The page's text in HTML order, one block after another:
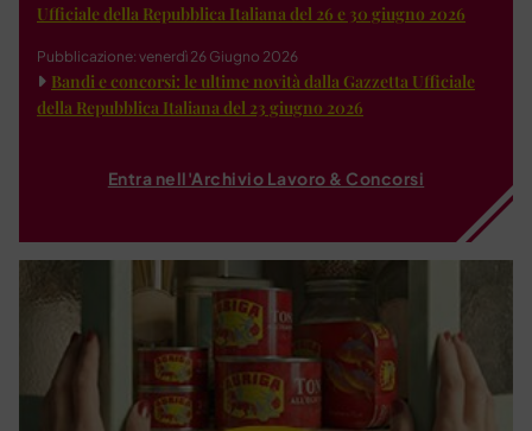
Ufficiale della Repubblica Italiana del 26 e 30 giugno 2026
Pubblicazione: venerdì 26 Giugno 2026
Bandi e concorsi: le ultime novità dalla Gazzetta Ufficiale
della Repubblica Italiana del 23 giugno 2026
Entra nell'Archivio Lavoro & Concorsi